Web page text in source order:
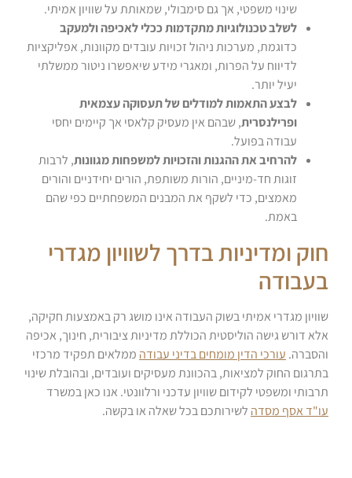
שינוי משפטי, אך גם סימבולי, שמאותת על שוויון אמיתי.
לשלב טכנולוגיות מתקדמות ככלי לאכיפה ולמעקב
כדוגמת, מערכות ניהול זכויות עובדים מקוונות, אפליקציות
לדיווח על הפרות, ומאגרי מידע שיאפשרו ניטור ממשלתי
יעיל יותר.
לבצע התאמות למודלים של תעסוקה עצמאית
ופרילנסרית, שבהם אין מעסיק קלאסי אך קיימים יחסי
עבודה בפועל.
להרחיב את ההגנות והזכויות למשפחות מגוונות, לרבות
זוגות חד-מיניים, הורות משותפת, הורים יחידניים והורים
מאמצים, כדי לשקף את המבנים המשפחתיים כפי שהם
באמת.
חוק ומדיניות בדרך לשוויון מגדרי
בעבודה
שוויון מגדרי אמיתי בשוק העבודה אינו מושג רק באמצעות חקיקה,
אלא דורש גישה הוליסטית הכוללת מדיניות ציבורית, חינוך, אכיפה
והסברה. עורכי הדין מומחים בדיני עבודה ממלאים תפקיד מרכזי
בתרגום החוק למציאות, בהכוונת מעסיקים ועובדים, ובהובלת שינוי
תרבותי ומשפטי לקידום שוויון עדכני ורלוונטי. אנו כאן במשרד
עו"ד אסף מסדה לשירותכם בכל שאלה או בקשה.